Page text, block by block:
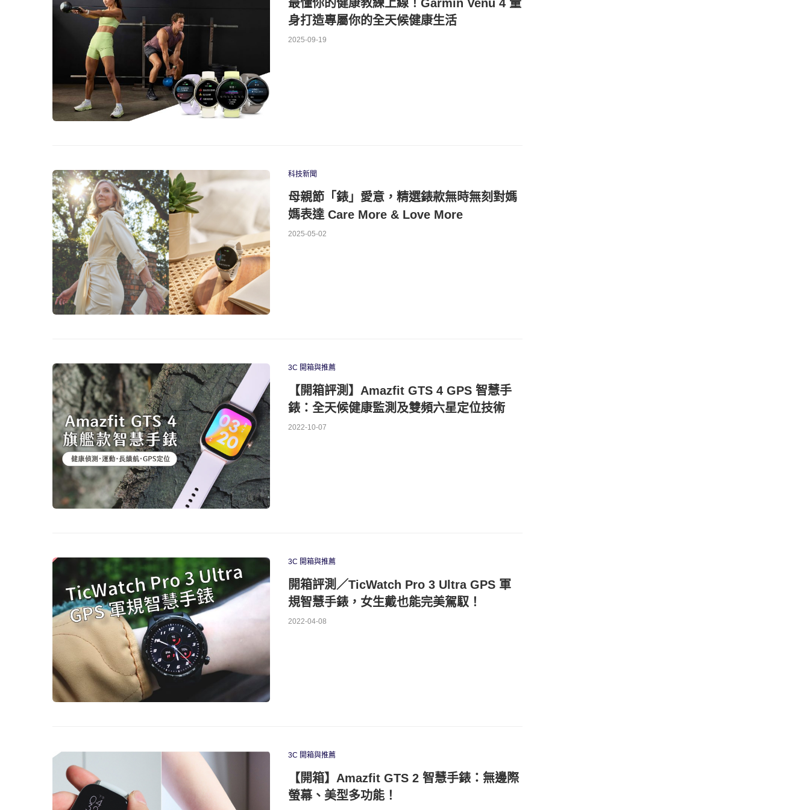
最懂你的健康教練上線！Garmin Venu 4 量
身打造專屬你的全天候健康生活
2025-09-19
科技新聞
母親節「錶」愛意，精選錶款無時無刻對媽
媽表達 Care More & Love More
2025-05-02
3C 開箱與推薦
【開箱評測】Amazfit GTS 4 GPS 智慧手
錶：全天候健康監測及雙頻六星定位技術
2022-10-07
3C 開箱與推薦
開箱評測／TicWatch Pro 3 Ultra GPS 軍
規智慧手錶，女生戴也能完美駕馭！
2022-04-08
3C 開箱與推薦
【開箱】Amazfit GTS 2 智慧手錶：無邊際
螢幕、美型多功能！